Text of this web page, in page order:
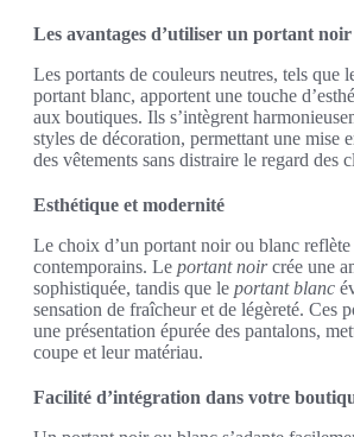
Les avantages d’utiliser un portant
Les portants de couleurs neutres, tels que
portant blanc, apportent une touche
aux boutiques. Ils s’intègrent
styles de décoration, permettant une mise
des vêtements sans distraire le regard des
Esthétique et modernité
Le choix d’un portant noir ou blanc reflète
contemporains. Le portant noircrée une
sophistiquée, tandis que le portant blanc
sensation de fraîcheur et de légèreté. Ces
une présentation épurée des pantalons,
coupe et leur matériau.
Facilité d’intégration dans votre